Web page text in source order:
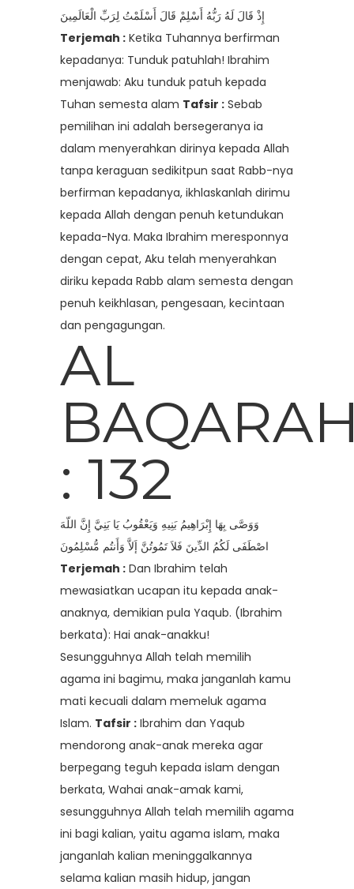
إِذْ قَالَ لَهُ رَبُّهُ أَسْلِمْ قَالَ أَسْلَمْتُ لِرَبِّ الْعَالَمِينَ
Terjemah : Ketika Tuhannya berfirman
kepadanya: Tunduk patuhlah! Ibrahim
menjawab: Aku tunduk patuh kepada
Tuhan semesta alam Tafsir : Sebab
pemilihan ini adalah bersegeranya ia
dalam menyerahkan dirinya kepada Allah
tanpa keraguan sedikitpun saat Rabb-nya
berfirman kepadanya, ikhlaskanlah dirimu
kepada Allah dengan penuh ketundukan
kepada-Nya. Maka Ibrahim meresponnya
dengan cepat, Aku telah menyerahkan
diriku kepada Rabb alam semesta dengan
penuh keikhlasan, pengesaan, kecintaan
dan pengagungan.
AL
: 132
وَوَصَّى بِهَا إِبْرَاهِيمُ بَنِيهِ وَيَعْقُوبُ يَا بَنِيَّ إِنَّ اللّهَ
اصْطَفَى لَكُمُ الدِّينَ فَلاَ تَمُوتُنَّ إَلاَّ وَأَنتُم مُّسْلِمُونَ
Terjemah : Dan Ibrahim telah
mewasiatkan ucapan itu kepada anak-
anaknya, demikian pula Yaqub. (Ibrahim
berkata): Hai anak-anakku!
Sesungguhnya Allah telah memilih
agama ini bagimu, maka janganlah kamu
mati kecuali dalam memeluk agama
Islam. Tafsir : Ibrahim dan Yaqub
mendorong anak-anak mereka agar
berpegang teguh kepada islam dengan
berkata, Wahai anak-amak kami,
sesungguhnya Allah telah memilih agama
ini bagi kalian, yaitu agama islam, maka
janganlah kalian meninggalkannya
selama kalian masih hidup, jangan